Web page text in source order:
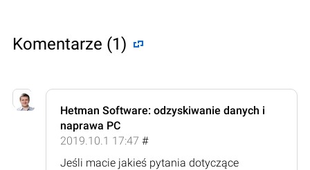
Komentarze (1)
Hetman Software: odzyskiwanie danych i
naprawa PC
2019.10.1 17:47 #
Jeśli macie jakieś pytania dotyczące